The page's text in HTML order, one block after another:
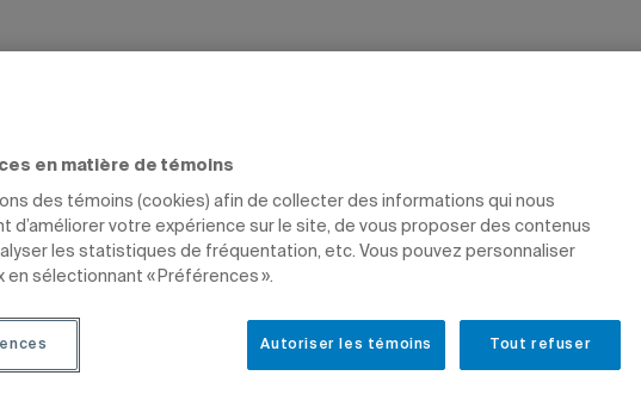
les articles qui portent sur
en matière de témoins
des témoins (cookies) afin de collecter des informations qui nous
d’améliorer votre expérience sur le site, de vous proposer des contenus
les statistiques de fréquentation, etc. Vous pouvez personnaliser
en sélectionnant « Préférences ».
Tout refuser
Autoriser les témoins